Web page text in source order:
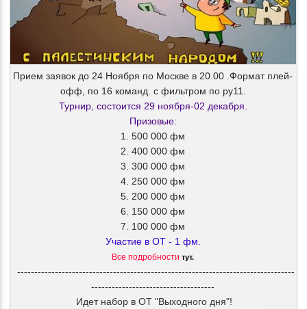
Прием заявок до 24 Ноября по Москве в 20.00 .Формат плей-
офф, по 16 команд. с фильтром по ру11.
Турнир, состоится 29ноября-02 декабря.
Призовые:
1. 500 000 фм
2. 400 000 фм
3. 300 000 фм
4. 250 000 фм
5. 200 000 фм
6. 150 000 фм
7. 100 000 фм
Участие в ОТ - 1 фм.
Все подробноститут.
---------------------------------------------------------------------------------
------------------------------------
Идет набор в ОТ "Выходного дня"!